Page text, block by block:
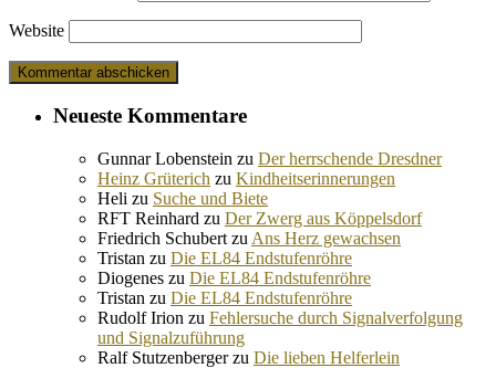
Website
Neueste Kommentare
Gunnar Lobenstein zu Der herrschende Dresdner
Heinz Grüterich zu Kindheitserinnerungen
Heli zu Suche und Biete
RFT Reinhard zu Der Zwerg aus Köppelsdorf
Friedrich Schubert zu Ans Herz gewachsen
Tristan zu Die EL84 Endstufenröhre
Diogenes zu Die EL84 Endstufenröhre
Tristan zu Die EL84 Endstufenröhre
Rudolf Irion zu Fehlersuche durch Signalverfolgung
und Signalzuführung
Ralf Stutzenbergerzu Die lieben Helferlein